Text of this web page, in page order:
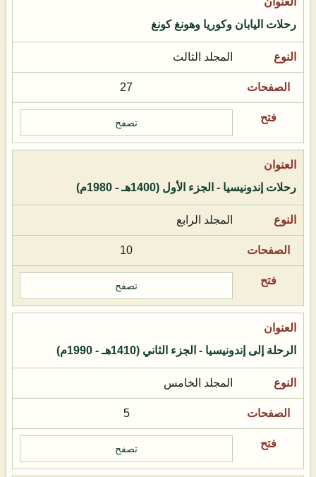
رحلات اليابان وكوريا وهونغ كونغ
المجلد الثالث
27
تصفح
رحلات إندونيسيا - الجزء الأول (1400هـ - 1980م)
المجلد الرابع
10
تصفح
الرحلة إلى إندونيسيا - الجزء الثاني (1410هـ - 1990م)
المجلد الخامس
5
تصفح